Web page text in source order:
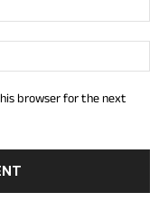
browser for the next